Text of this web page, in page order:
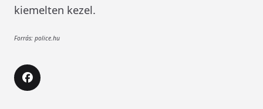
kiemelten kezel.
Forrás: police.hu